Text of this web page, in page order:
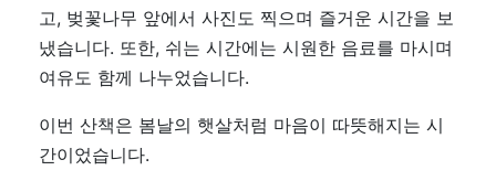
고, 벚꽃나무 앞에서 사진도 찍으며 즐거운 시간을 보
냈습니다. 또한, 쉬는 시간에는 시원한 음료를 마시며
여유도 함께 나누었습니다.
이번 산책은 봄날의 햇살처럼 마음이 따뜻해지는 시
간이었습니다.